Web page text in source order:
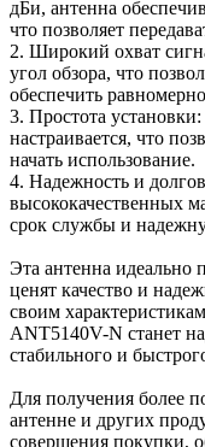
дБи, антенна
что позволяет
2. Широкий охват
угол обзора, что
обеспечить
3. Простота установки:
настраивается, что
начать использование.
4. Надежность и
высококачественных
срок службы и
Эта антенна идеально
ценят качество и
своим
ANT5140V-N станет
стабильного и
Для получения более
антенне и других
совершения покупки,